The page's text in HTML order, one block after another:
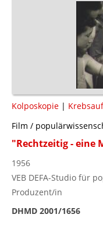
Kolposkopie |
Film /
"Rechtzeitig - eine
1956
VEB DEFA-Studio für
Produzent/in
DHMD 2001/1656